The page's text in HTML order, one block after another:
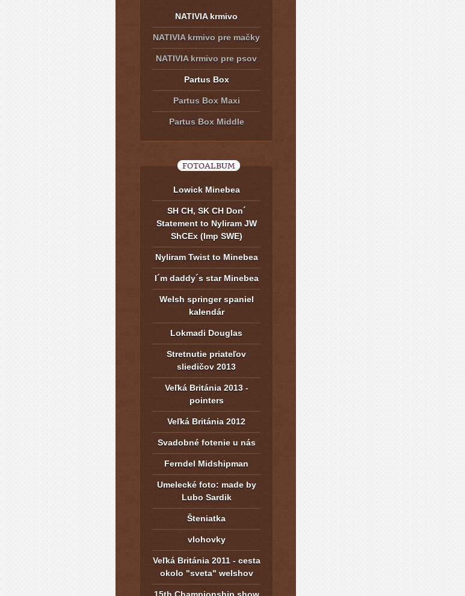
NATIVIA krmivo
NATIVIA krmivo pre mačky
NATIVIA krmivo pre psov
Partus Box
Partus Box Maxi
Partus Box Middle
FOTOALBUM
Lowick Minebea
SH CH, SK CH Don´
Statement to Nyliram JW
ShCEx (Imp SWE)
Nyliram Twist to Minebea
I´m daddy´s star Minebea
Welsh springer spaniel
kalendár
Lokmadi Douglas
Stretnutie priateľov
sliedičov 2013
Veľká Británia 2013 -
pointers
Veľká Británia 2012
Svadobné fotenie u nás
Ferndel Midshipman
Umelecké foto: made by
Lubo Sardik
Šteniatka
vlohovky
Veľká Británia 2011 - cesta
okolo "sveta" welshov